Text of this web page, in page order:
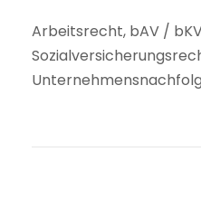
Arbeitsrecht, bAV /